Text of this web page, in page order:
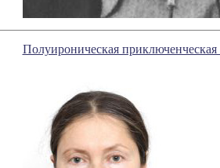
Полуироническая приключенческая